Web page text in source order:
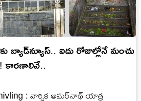
బ్యాడ్‌న్యూస్.. ఐదు రోజుల్లోనే మంచు
కారణాలివే..
: వార్షిక అమర్‌నాథ్ యాత్ర